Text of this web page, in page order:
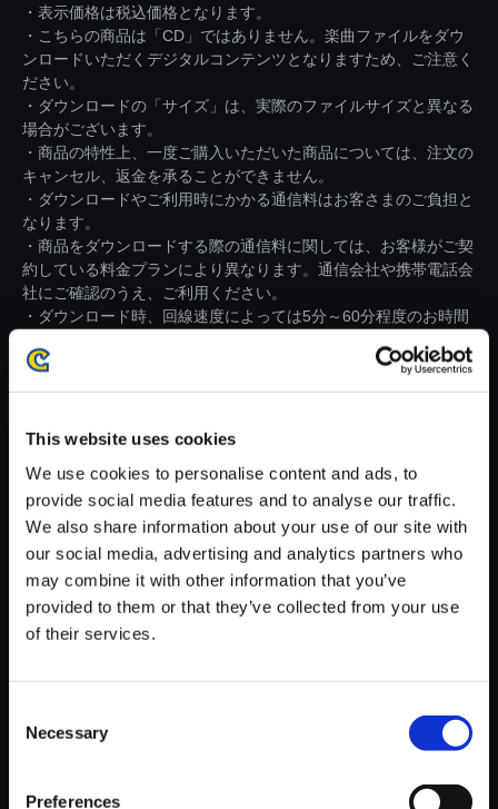
This website uses cookies
We use cookies to personalise content and ads, to
provide social media features and to analyse our traffic.
We also share information about your use of our site with
our social media, advertising and analytics partners who
may combine it with other information that you’ve
provided to them or that they’ve collected from your use
of their services.
Selection
Necessary
Preferences
・表示価格は税込価格となります。
・こちらの商品は「CD」ではありません。楽曲ファイルをダウ
ンロードいただくデジタルコンテンツとなりますため、ご注意く
ださい。
・ダウンロードの「サイズ」は、実際のファイルサイズと異なる
場合がございます。
・商品の特性上、一度ご購入いただいた商品については、注文の
キャンセル、返金を承ることができません。
・ダウンロードやご利用時にかかる通信料はお客さまのご負担と
なります。
・商品をダウンロードする際の通信料に関しては、お客様がご契
約している料金プランにより異なります。通信会社や携帯電話会
社にご確認のうえ、ご利用ください。
・ダウンロード時、回線速度によっては5分～60分程度のお時間
※ご購入いただいたファイルのダウンロードの際には、通信環境
【単曲】ロックマン ゼロ＆ゼク
ス サウンドBOX Rush Trash S
quash